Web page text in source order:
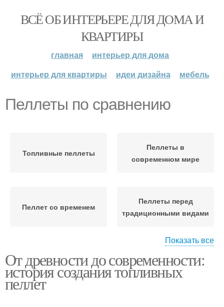
ВСЁ ОБ ИНТЕРЬЕРЕ ДЛЯ ДОМА И
КВАРТИРЫ
главная
интерьер для дома
интерьер для квартиры
идеи дизайна мебель
Пеллеты по сравнению
Топливные пеллеты
Пеллеты в
современном мире
Пеллет со временем
Пеллеты перед
традиционными видами
десятилетия
Показать все
От древности до современности:
история создания топливных
пеллет